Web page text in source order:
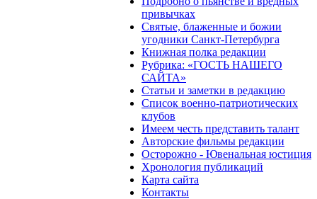
привычках
Святые, блаженные и божии
угодники Санкт-Петербурга
Книжная полка редакции
Рубрика: «ГОСТЬ НАШЕГО
САЙТА»
Статьи и заметки в редакцию
Список военно-патриотических
клубов
Имеем честь представить талант
Авторские фильмы редакции
Осторожно - Ювенальная юстиция
Хронология публикаций
Карта сайта
Контакты